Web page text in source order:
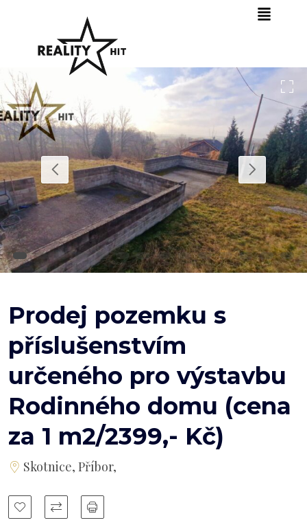
Prodej pozemku s
příslušenstvím
určeného pro výstavbu
Rodinného domu (cena
za 1 m2/2399,- Kč)
Skotnice, Příbor,